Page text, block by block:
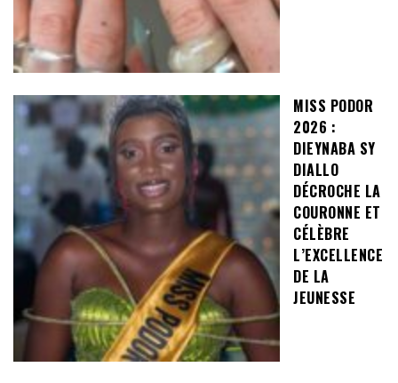
MISS PODOR
2026 :
DIEYNABA SY
DIALLO
DÉCROCHE LA
COURONNE ET
CÉLÈBRE
L’EXCELLENCE
DE LA
JEUNESSE